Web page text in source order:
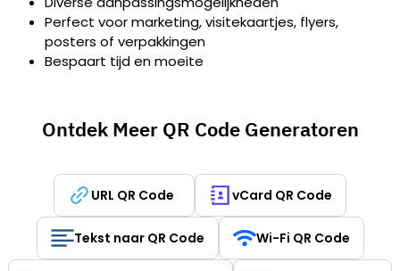
Perfect voor marketing, visitekaartjes, flyers,
posters of verpakkingen
Bespaart tijd en moeite
Ontdek Meer QR Code Generatoren
URL QR Code vCard QR Code
Tekst naar QR Code Wi-Fi QR Code